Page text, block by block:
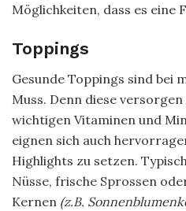
Möglichkeiten, dass es eine
Toppings
Gesunde Toppings sind bei
Muss. Denn diese
wichtigen Vitaminen und
eignen sich auch
Highlights zu setzen.
Nüsse, frische Sprossen
Kernen (z.B.